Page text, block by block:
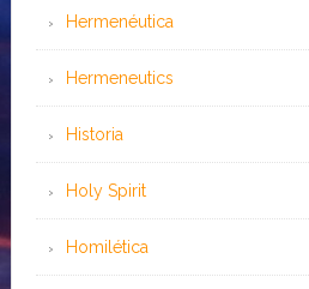
Hermenéutica
Hermeneutics
Historia
Holy Spirit
Homilética